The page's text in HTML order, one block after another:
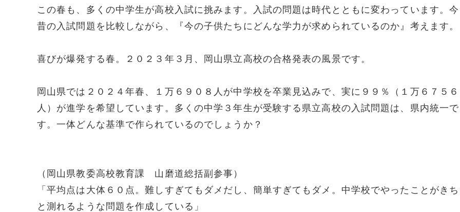
この春も、多くの中学生が高校入試に挑みます。入試の問題は時代とともに変わっています。
昔の入試問題を比較しながら、『今の子供たちにどんな学力が求められているのか』考えます。
喜びが爆発する春。２０２３年３月、岡山県立高校の合格発表の風景です。
岡山県では２０２４年春、１万６９０８人が中学校を卒業見込みで、実に９９％（１万６７５６
人）が進学を希望しています。多くの中学３年生が受験する県立高校の入試問題は、県内統一で
す。一体どんな基準で作られているのでしょうか？
（岡山県教委高校教育課 山磨道総括副参事）
「平均点は大体６０点。難しすぎてもダメだし、簡単すぎてもダメ。中学校でやったことがき
と測れるような問題を作成している」